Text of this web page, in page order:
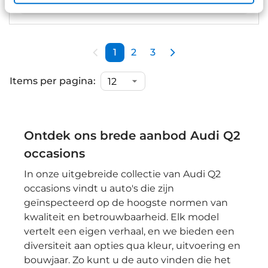
1 2 3
Items per pagina:
Ontdek ons brede aanbod Audi Q2
occasions
In onze uitgebreide collectie van Audi Q2
occasions vindt u auto's die zijn
geïnspecteerd op de hoogste normen van
kwaliteit en betrouwbaarheid. Elk model
vertelt een eigen verhaal, en we bieden een
diversiteit aan opties qua kleur, uitvoering en
bouwjaar. Zo kunt u de auto vinden die het